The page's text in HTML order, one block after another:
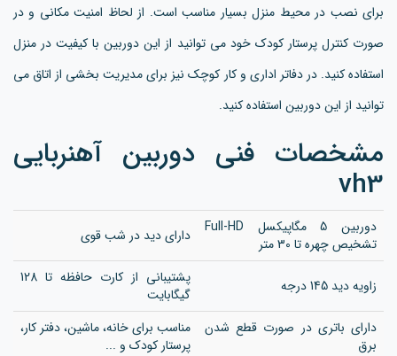
برای نصب در محیط منزل بسیار مناسب است. از لحاظ امنیت مکانی و در
صورت کنترل پرستار کودک خود می توانید از این دوربین با کیفیت در منزل
استفاده کنید. در دفاتر اداری و کار کوچک نیز برای مدیریت بخشی از اتاق می
توانید از این دوربین استفاده کنید.
مشخصات فنی دوربین آهنربایی
vh3
دوربین 5 مگاپیکسل Full-HD
تشخیص چهره تا 30 متر
دارای دید در شب قوی
زاویه دید 145 درجه
پشتیبانی از کارت حافظه تا 128
گیگابایت
دارای باتری در صورت قطع شدن
برق
مناسب برای خانه، ماشین، دفتر کار،
پرستار کودک و ...